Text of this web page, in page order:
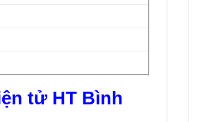
tử HT Bình